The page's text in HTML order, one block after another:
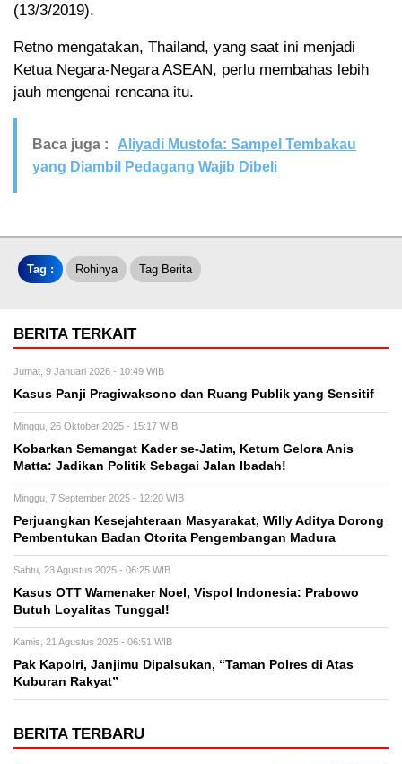
(13/3/2019).
Retno mengatakan, Thailand, yang saat ini menjadi
Ketua Negara-Negara ASEAN, perlu membahas lebih
jauh mengenai rencana itu.
Baca juga :
Aliyadi Mustofa: Sampel Tembakau
yang Diambil Pedagang Wajib Dibeli
Tag : Rohinya Tag Berita
BERITA TERKAIT
Jumat, 9 Januari 2026 - 10:49 WIB
Kasus Panji Pragiwaksono dan Ruang Publik yang Sensitif
Minggu, 26 Oktober 2025 - 15:17 WIB
Kobarkan Semangat Kader se-Jatim, Ketum Gelora Anis
Matta: Jadikan Politik Sebagai Jalan Ibadah!
Minggu, 7 September 2025 - 12:20 WIB
Perjuangkan Kesejahteraan Masyarakat, Willy Aditya Dorong
Pembentukan Badan Otorita Pengembangan Madura
Sabtu, 23 Agustus 2025 - 06:25 WIB
Kasus OTT Wamenaker Noel, Vispol Indonesia: Prabowo
Butuh Loyalitas Tunggal!
Kamis, 21 Agustus 2025 - 06:51 WIB
Pak Kapolri, Janjimu Dipalsukan, “Taman Polres di Atas
Kuburan Rakyat”
BERITA TERBARU